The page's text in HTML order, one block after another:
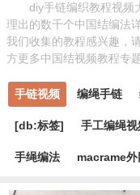
diy手链编织教程视频
理出的数千个中国结编法
我们收集的教程感兴趣，
方更多中国结视频教程专
手链视频 编绳手链
[db:标签] 手工编绳视
手绳编法 macrame外